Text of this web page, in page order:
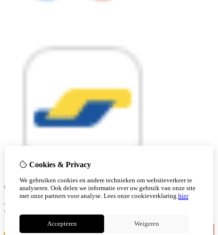
© Copyright 2026 |
Cookies & Privacy
We gebruiken cookies en andere technieken om websiteverkeer te
analyseren. Ook delen we informatie over uw gebruik van onze site
met onze partners voor analyse. Lees onze cookieverklaring hier
Accepteren Weigeren
Ben je 18 of ouder?